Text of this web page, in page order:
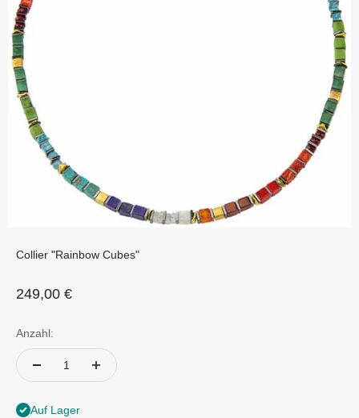
Collier "Rainbow Cubes"
Angebot
249,00 €
Anzahl:
Auf Lager